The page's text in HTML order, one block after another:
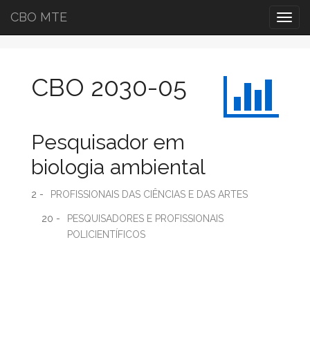
CBO MTE
CBO 2030-05
Pesquisador em
biologia ambiental
2 - PROFISSIONAIS DAS CIÊNCIAS E DAS ARTES
20 -
PESQUISADORES E PROFISSIONAIS
POLICIENTÍFICOS